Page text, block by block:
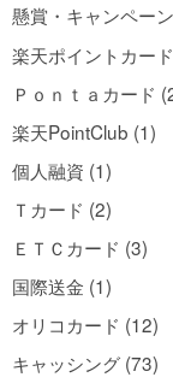
懸賞・キャンペー
楽天ポイントカー
Ｐｏｎｔａカード
楽天PointClub (1)
個人融資 (1)
Ｔカード (2)
ＥＴＣカード (3)
国際送金 (1)
オリコカード (12)
キャッシング (73)